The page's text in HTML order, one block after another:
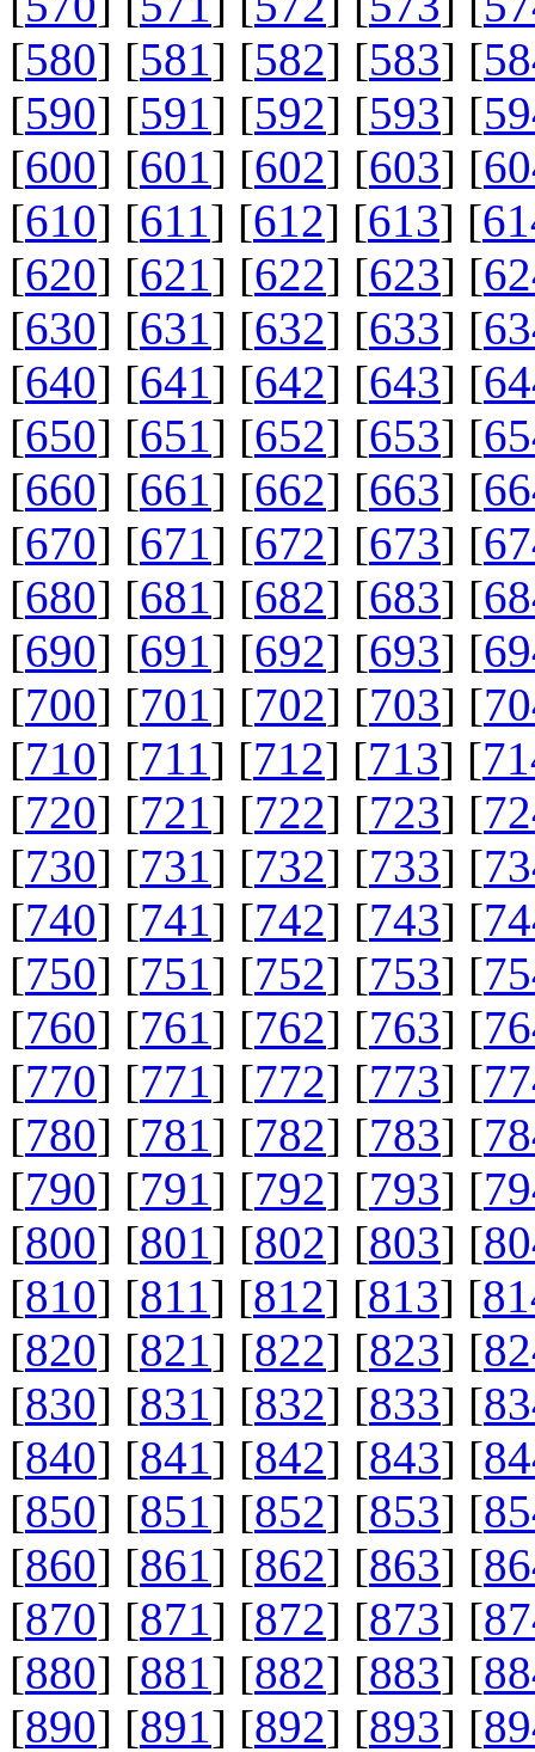
[580] [581] [582] [583] [
[590] [591] [592] [593] [
[600] [601] [602] [603] [
[610] [611] [612] [613] [
[620] [621] [622] [623] [
[630] [631] [632] [633] [
[640] [641] [642] [643] [
[650] [651] [652] [653] [
[660] [661] [662] [663] [
[670] [671] [672] [673] [
[680] [681] [682] [683] [
[690] [691] [692] [693] [
[700] [701] [702] [703] [
[710] [711] [712] [713] [
[720] [721] [722] [723] [
[730] [731] [732] [733] [
[740] [741] [742] [743] [
[750] [751] [752] [753] [
[760] [761] [762] [763] [
[770] [771] [772] [773] [
[780] [781] [782] [783] [
[790] [791] [792] [793] [
[800] [801] [802] [803] [
[810] [811] [812] [813] [
[820] [821] [822] [823] [
[830] [831] [832] [833] [
[840] [841] [842] [843] [
[850] [851] [852] [853] [
[860] [861] [862] [863] [
[870] [871] [872] [873] [
[880] [881] [882] [883] [
[890] [891] [892] [893] [